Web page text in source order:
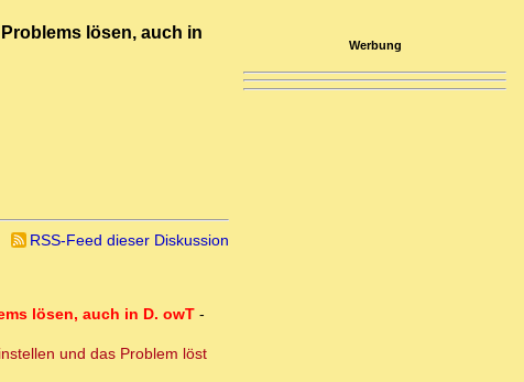
lösen, auch in
RSS-Feed dieser Diskussion
lösen, auch in D. owT-
und das Problem löst
Werbung